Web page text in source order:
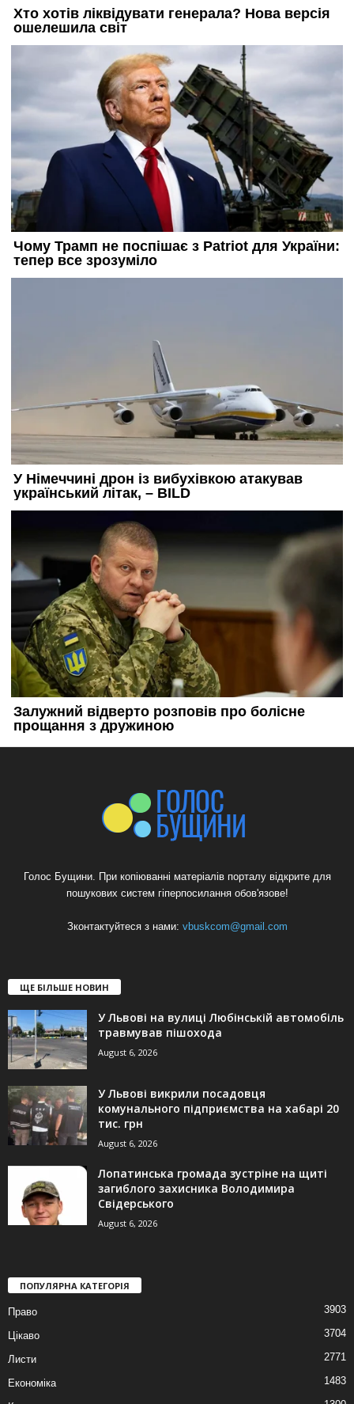
Голос Бущини. При копіюванні матеріалів порталу відкрите для
пошукових систем гіперпосилання обов'язове!
Зконтактуйтеся з нами: vbuskcom@gmail.com
ЩЕ БІЛЬШЕ НОВИН
У Львові на вулиці Любінській автомобіль
травмував пішохода
August 6, 2026
У Львові викрили посадовця
комунального підприємства на хабарі 20
тис. грн
August 6, 2026
Лопатинська громада зустріне на щиті
загиблого захисника Володимира
Свідерського
August 6, 2026
ПОПУЛЯРНА КАТЕГОРІЯ
Право 3903
Цікаво 3704
Листи 2771
Економіка 1483